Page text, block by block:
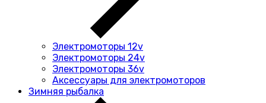
Электромоторы 12v
Электромоторы 24v
Электромоторы 36v
Аксессуары для электромоторов
Зимняя рыбалка